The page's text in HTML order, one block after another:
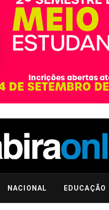
NACIONAL EDUCAÇÃO